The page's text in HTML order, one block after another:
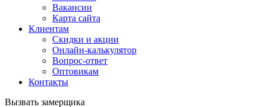
Вакансии
Карта сайта
Клиентам
Скидки и акции
Онлайн-калькулятор
Вопрос-ответ
Оптовикам
Контакты
Вызвать замерщика